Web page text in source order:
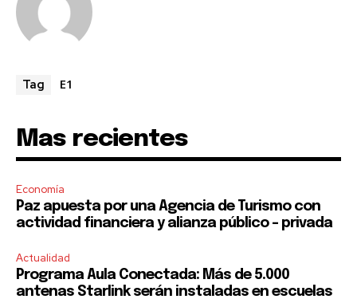
I've read and accept thePrivacy Policy
Tag E1
Mas recientes
Economía
Paz apuesta por una Agencia de Turismo con
actividad financiera y alianza público – privada
Actualidad
Programa Aula Conectada: Más de 5.000
antenas Starlink serán instaladas en escuelas